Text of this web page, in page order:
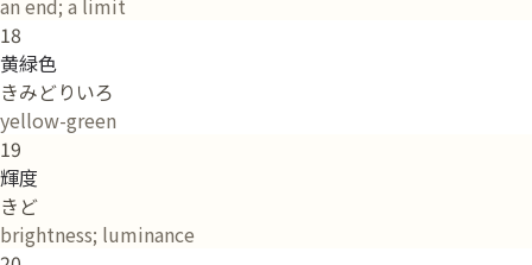
an end; a limit
18
黄緑色
きみどりいろ
yellow-green
19
輝度
きど
brightness; luminance